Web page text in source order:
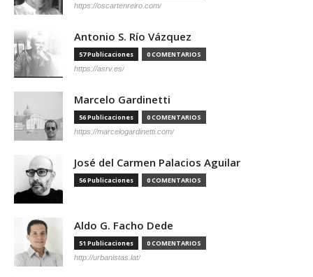
https://oscartenreiro.com/
Antonio S. Río Vázquez
57 Publicaciones 0 COMENTARIOS
https://asrv.es/
Marcelo Gardinetti
56 Publicaciones 0 COMENTARIOS
https://marcelogardinetti.com/
José del Carmen Palacios Aguilar
56 Publicaciones 0 COMENTARIOS
Aldo G. Facho Dede
51 Publicaciones 0 COMENTARIOS
http://urbanistas.lat/